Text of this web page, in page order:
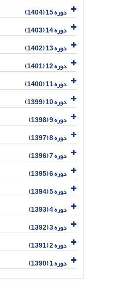
دوره 15 (1404)
دوره 14 (1403)
دوره 13 (1402)
دوره 12 (1401)
دوره 11 (1400)
دوره 10 (1399)
دوره 9 (1398)
دوره 8 (1397)
دوره 7 (1396)
دوره 6 (1395)
دوره 5 (1394)
دوره 4 (1393)
دوره 3 (1392)
دوره 2 (1391)
دوره 1 (1390)